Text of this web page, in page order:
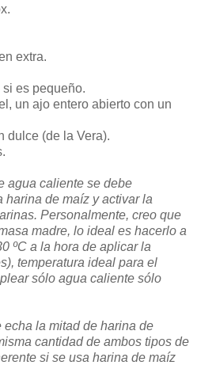
extra.
es pequeño.
un ajo entero abierto con un
dulce (de la Vera).
agua caliente se debe
de maíz y activar la
Personalmente, creo que
madre, lo ideal es hacerlo a
ºC a la hora de aplicar la
temperatura ideal para el
sólo agua caliente sólo
la mitad de harina de
cantidad de ambos tipos de
si se usa harina de maíz